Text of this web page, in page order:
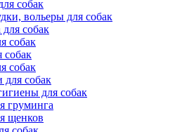
собак
вольеры для собак
собак
собак
собак
собак
для собак
для собак
груминга
щенков